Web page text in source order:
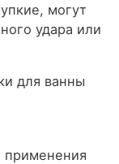
могут
удара или
для ванны
применения